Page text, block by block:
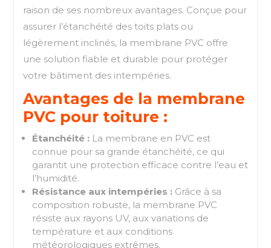
raison de ses nombreux avantages. Conçue pour
assurer l’étanchéité des toits plats ou
légèrement inclinés, la membrane PVC offre
une solution fiable et durable pour protéger
votre bâtiment des intempéries.
Avantages de la membrane
PVC pour toiture :
Étanchéité : La membrane en PVC est
connue pour sa grande étanchéité, ce qui
garantit une protection efficace contre l’eau et
l’humidité.
Résistance aux intempéries : Grâce à sa
composition robuste, la membrane PVC
résiste aux rayons UV, aux variations de
température et aux conditions
météorologiques extrêmes.